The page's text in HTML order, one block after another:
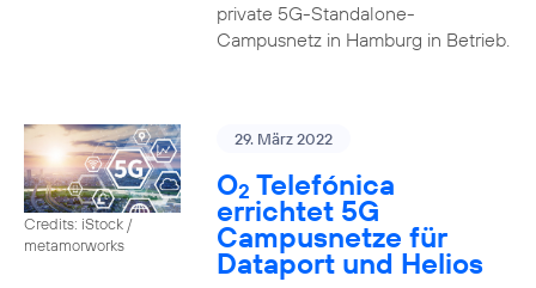
private 5G-Standalone-
Campusnetz in Hamburg in Betrieb.
Credits: iStock /
metamorworks
29. März 2022
O2 Telefónica
errichtet 5G
Campusnetze für
Dataport und Helios